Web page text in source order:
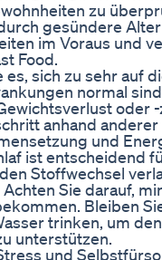
zu
gesündere
im Voraus und
Food.
es, sich zu sehr auf
normal
oder
anhand
und
ist entscheidend
Stoffwechsel
Sie darauf,
Bleiben
trinken, um
unterstützen.
und